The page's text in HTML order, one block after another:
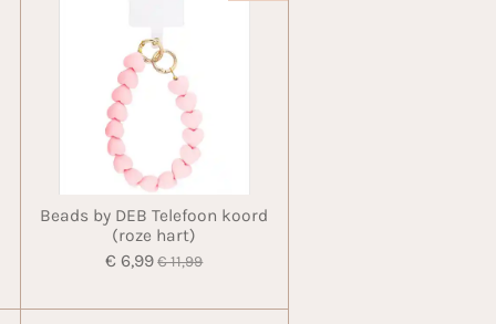
Beads by DEB Telefoon koord
(roze hart)
€ 6,99€ 11,99